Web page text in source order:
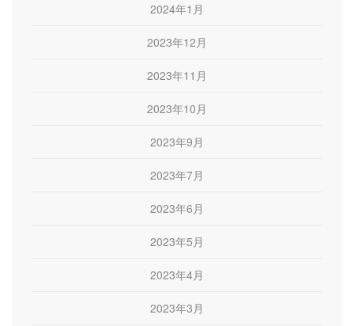
2024年1月
2023年12月
2023年11月
2023年10月
2023年9月
2023年7月
2023年6月
2023年5月
2023年4月
2023年3月